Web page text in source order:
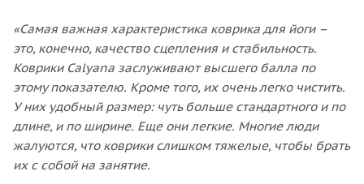
«Самая важная характеристика коврика для йоги –
это, конечно, качество сцепления и стабильность.
Коврики Calyana заслуживают высшего балла по
этому показателю. Кроме того, их очень легко чистить.
У них удобный размер: чуть больше стандартного и по
длине, и по ширине. Еще они легкие. Многие люди
жалуются, что коврики слишком тяжелые, чтобы брать
их с собой на занятие.